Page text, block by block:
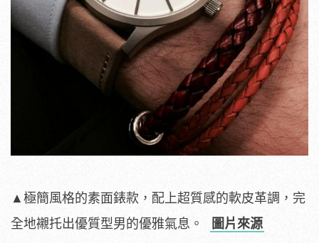
▲極簡風格的素面錶款，配上超質感的軟皮革調，完
全地襯托出優質型男的優雅氣息。
圖片來源